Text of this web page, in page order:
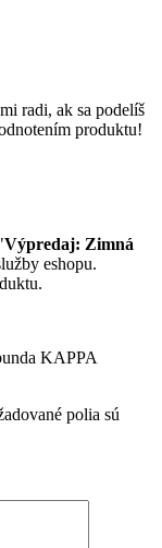
radi, ak sa podelíš
produktu!
Výpredaj: Zimná
eshopu.
KAPPA
polia sú